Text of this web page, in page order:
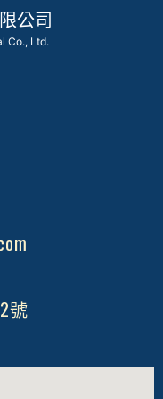
公司
Co., Ltd.
號